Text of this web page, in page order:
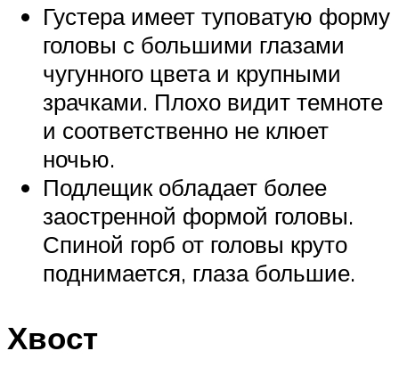
Густера имеет туповатую форму
головы с большими глазами
чугунного цвета и крупными
зрачками. Плохо видит темноте
и соответственно не клюет
ночью.
Подлещик обладает более
заостренной формой головы.
Спиной горб от головы круто
поднимается, глаза большие.
Хвост